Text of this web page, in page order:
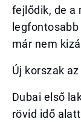
fejlődik, de a
már nem
Új korszak
Dubai első
rövid idő